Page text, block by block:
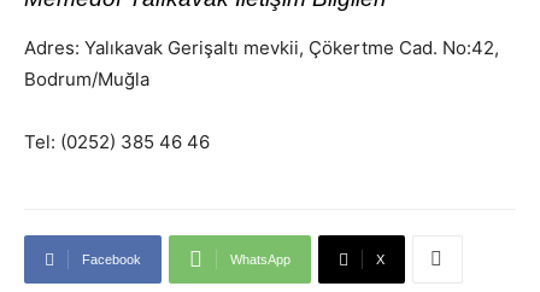
Adres: Yalıkavak Gerişaltı mevkii, Çökertme Cad. No:42,
Bodrum/Muğla
Tel: (0252) 385 46 46
Facebook WhatsApp X